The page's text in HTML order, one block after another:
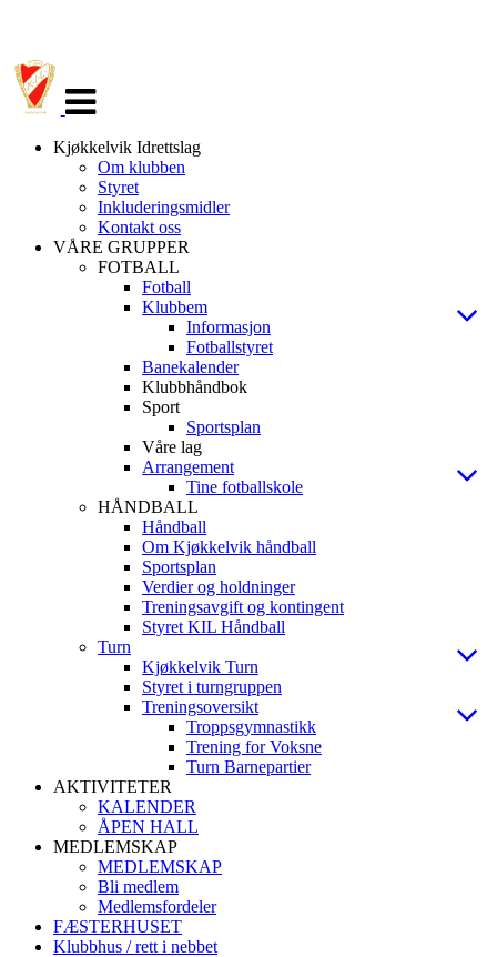
navigasjon
Kjøkkelvik Idrettslag
Om klubben
Styret
Inkluderingsmidler
Kontakt oss
VÅRE GRUPPER
FOTBALL
Fotball
Klubbem
Informasjon
Fotballstyret
Banekalender
Klubbhåndbok
Sport
Sportsplan
Våre lag
Arrangement
Tine fotballskole
HÅNDBALL
Håndball
Om Kjøkkelvik håndball
Sportsplan
Verdier og holdninger
Treningsavgift og kontingent
Styret KIL Håndball
Turn
Kjøkkelvik Turn
Styret i turngruppen
Treningsoversikt
Troppsgymnastikk
Trening for Voksne
Turn Barnepartier
AKTIVITETER
KALENDER
ÅPEN HALL
MEDLEMSKAP
MEDLEMSKAP
Bli medlem
Medlemsfordeler
FÆSTERHUSET
Klubbhus / rett i nebbet